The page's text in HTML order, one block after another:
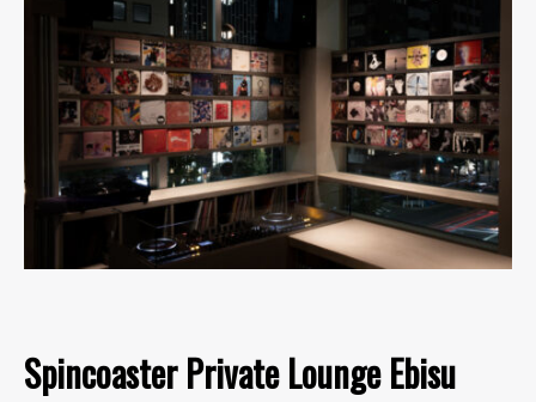
Spincoaster Private Lounge Ebisu